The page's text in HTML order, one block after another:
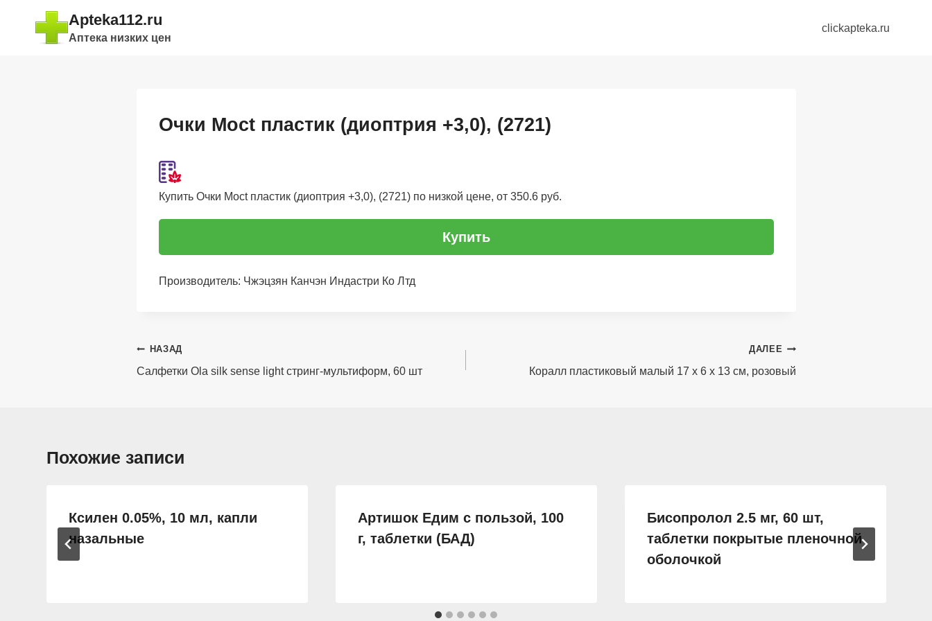
содержимому
Apteka112.ru
Аптека низких цен
clickapteka.ru
Очки Moct пластик (диоптрия +3,0), (2721)
Купить Очки Moct пластик (диоптрия +3,0), (2721) по низкой цене, от 350.6 руб.
Купить
Производитель: Чжэцзян Канчэн Индастри Ко Лтд
Навигация
по
НАЗАД
Салфетки Ola silk sense light стринг-мультиформ, 60 шт
ДАЛЕЕ
Коралл пластиковый малый 17 х 6 х 13 см, розовый
Похожие записи
Ксилен 0.05%, 10 мл, капли
назальные
Артишок Едим с пользой, 100
г, таблетки (БАД)
Бисопролол 2.5 мг, 60 шт,
таблетки покрытые пленочной
оболочкой